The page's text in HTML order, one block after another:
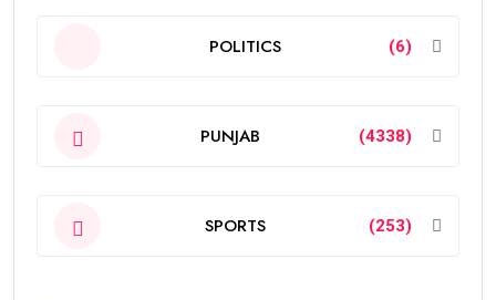
POLITICS (6)
PUNJAB (4338)
SPORTS (253)